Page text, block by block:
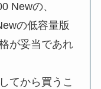
Newの、
の低容量版
が妥当であれ
てから買うこ